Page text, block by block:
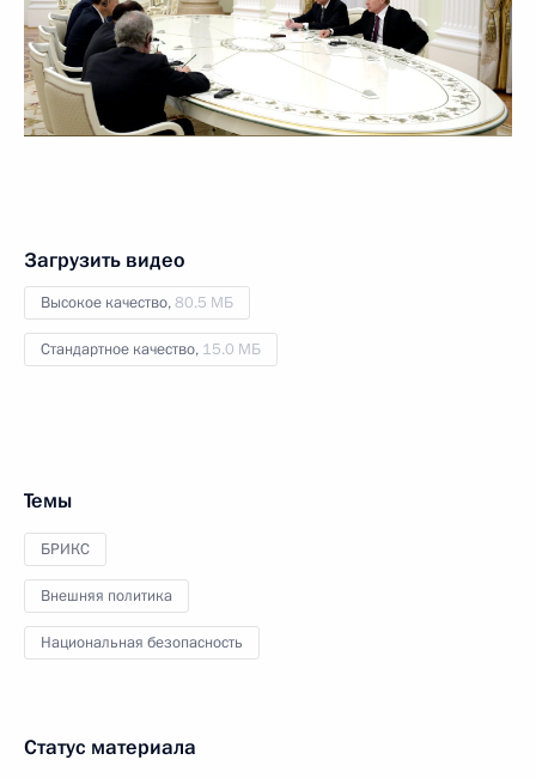
Загрузить видео
Высокое качество,80.5 МБ
Стандартное качество, 15.0 МБ
Темы
БРИКС
Внешняя политика
Национальная безопасность
Статус материала